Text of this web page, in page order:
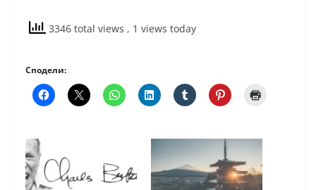
3346 total views , 1 views today
Сподели: